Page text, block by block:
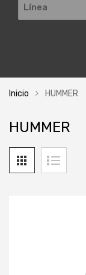
Inicio HUMMER
HUMMER